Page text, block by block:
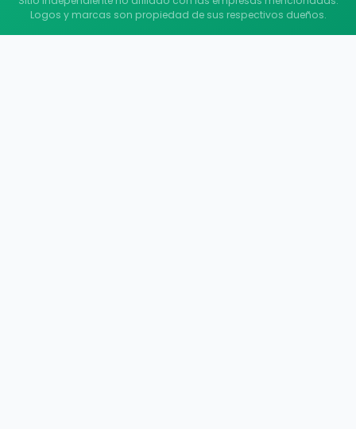
Logos y marcas son propiedad de sus respectivos dueños.